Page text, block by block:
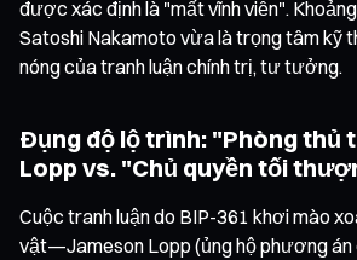
được xác định là "mất vĩnh viễn".
Satoshi Nakamoto vừa là trọng tâm kỹ
nóng của tranh luận chính trị, tư tưởng.
Đụng độ lộ trình: "Phòng thủ
Lopp vs. "Chủ quyền tối
Cuộc tranh luận do BIP-361 khơi mào
vật—Jameson Lopp (ủng hộ phương án